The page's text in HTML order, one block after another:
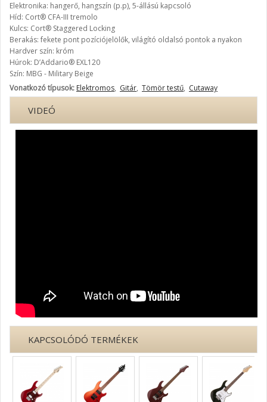
Elektronika: hangerő, hangszín (p.p), 5-állású kapcsoló
Híd: Cort® CFA-III tremolo
Kulcs: Cort® Staggered Locking
Berakás: fekete pont pozíciójelölők, világító oldalsó pontok a nyakon
Hardver szín: króm
Húrok: D’Addario® EXL120
Szín: MBG - Military Beige
Vonatkozó típusok: Elektromos, Gitár, Tömör testű, Cutaway
VIDEÓ
KAPCSOLÓDÓ TERMÉKEK